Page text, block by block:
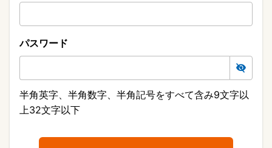
パスワード
半角英字、半角数字、半角記号をすべて含み9文字以
上32文字以下